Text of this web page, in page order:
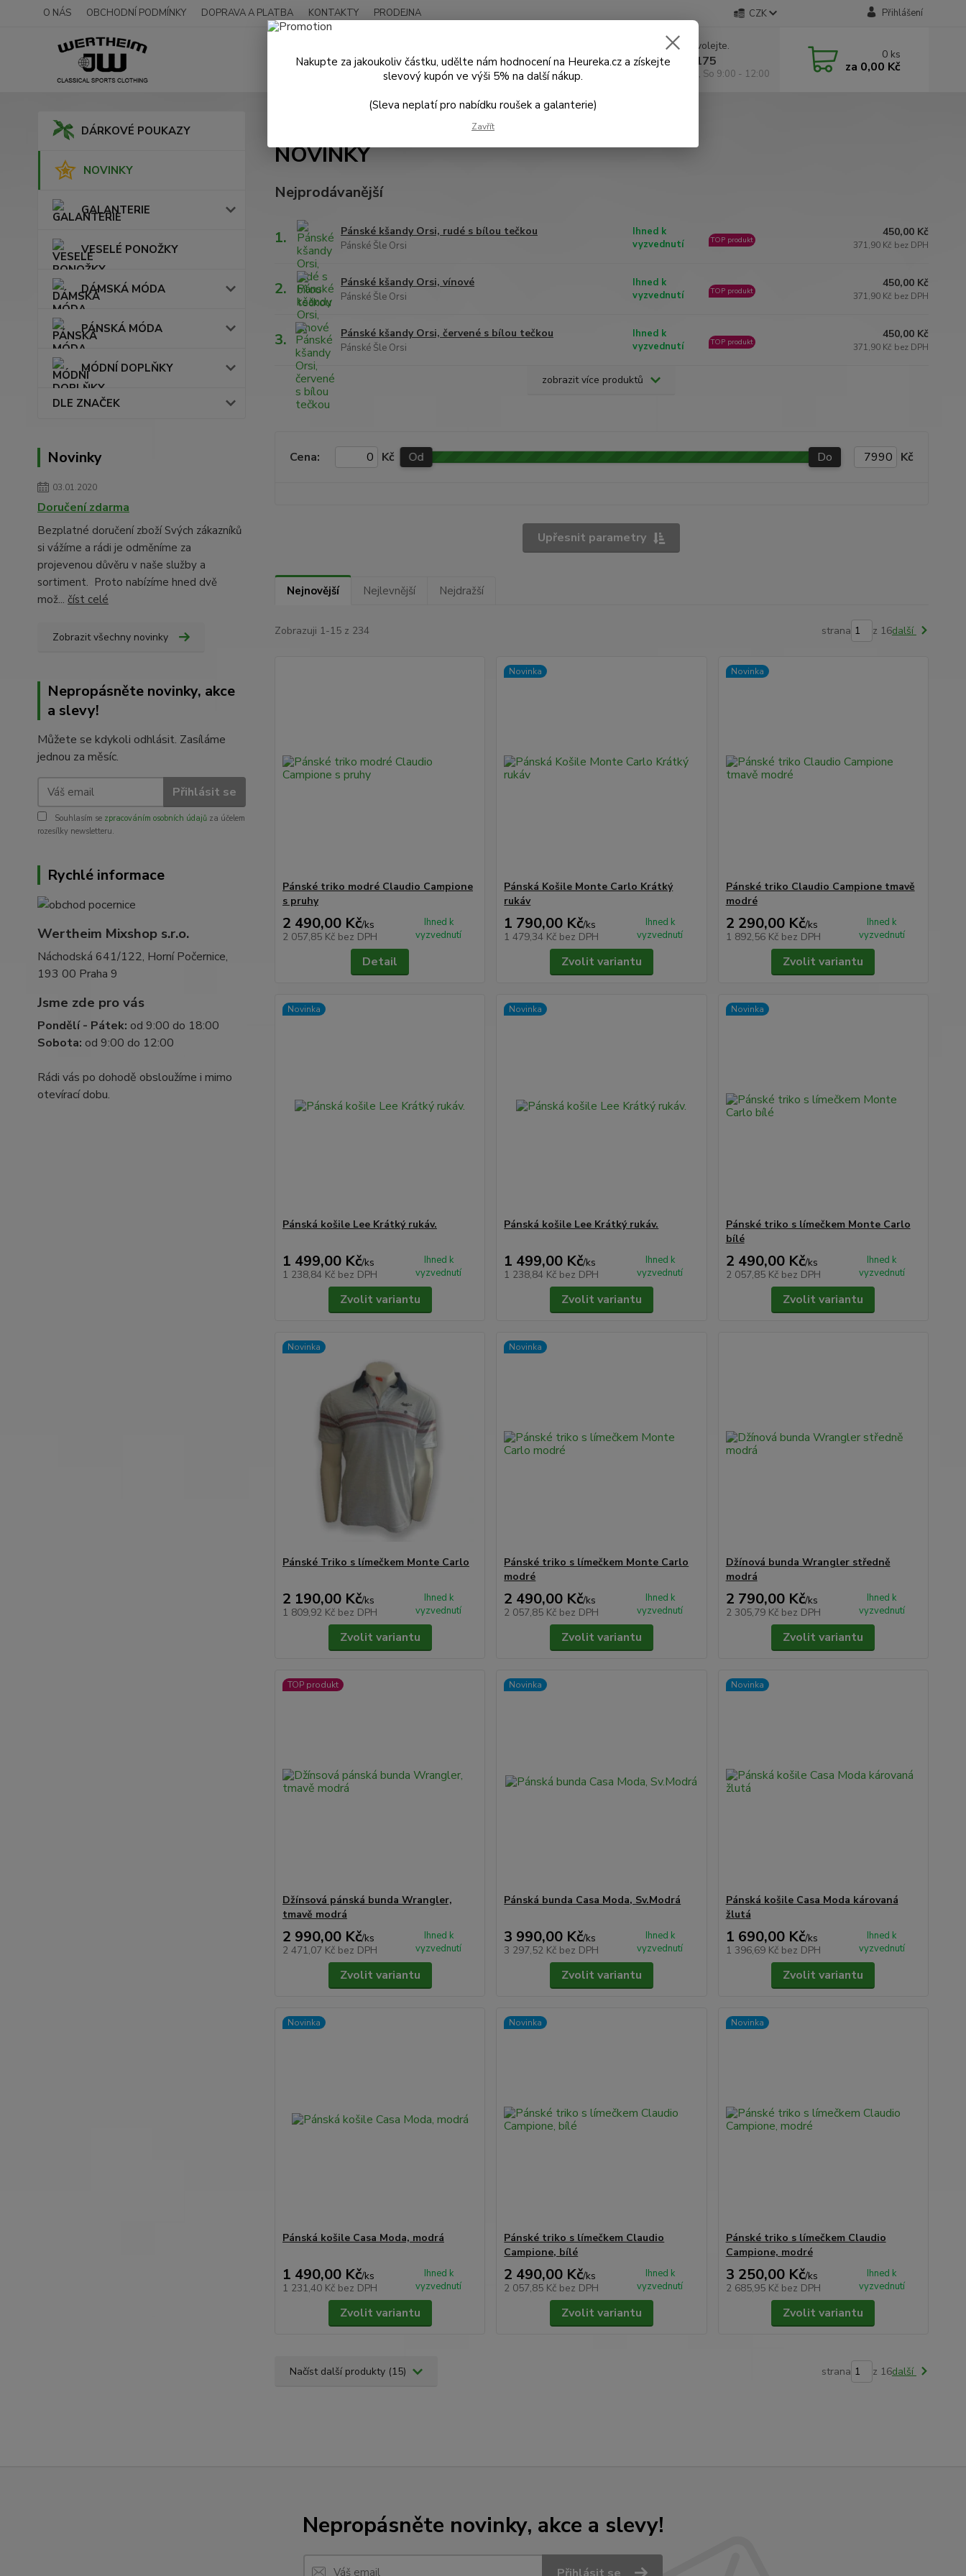
O NÁS OBCHODNÍ PODMÍNKY DOPRAVA A PLATBA KONTAKTY PRODEJNA CZK Přihlášení
Hledat
Nevíte si rady? Zavolejte.
+420 602 295 175
Po - Pá 9:00 -18:00, So 9:00 - 12:00
0 ks
za 0,00 Kč
DÁRKOVÉ POUKAZY
NOVINKY
GALANTERIE
VESELÉ PONOŽKY
DÁMSKÁ MÓDA
PÁNSKÁ MÓDA
MÓDNÍ DOPLŇKY
DLE ZNAČEK
Novinky
03.01.2020
Doručení zdarma
Bezplatné doručení zboží Svých zákazníků
si vážíme a rádi je odměníme za
projevenou důvěru v naše služby a
sortiment. Proto nabízíme hned dvě
mož... číst celé
Zobrazit všechny novinky
Nepropásněte novinky, akce
a slevy!
Můžete se kdykoli odhlásit. Zasíláme
jednou za měsíc.
Přihlásit se
Souhlasím se zpracováním osobních údajů za účelem
rozesílky newsletteru.
Rychlé informace
Wertheim Mixshop s.r.o.
Náchodská 641/122, Horní Počernice,
193 00 Praha 9
Jsme zde pro vás
Pondělí - Pátek: od 9:00 do 18:00
Sobota: od 9:00 do 12:00
Rádi vás po dohodě obsloužíme i mimo
otevírací dobu.
NOVINKY
Nejprodávanější
1. Pánské kšandy Orsi, rudé s bílou tečkou
Pánské Šle Orsi
Ihned k
vyzvednutí
TOP produkt
450,00 Kč
371,90 Kč bez DPH
2. Pánské kšandy Orsi, vínové
Pánské Šle Orsi
Ihned k
vyzvednutí
TOP produkt
450,00 Kč
371,90 Kč bez DPH
3. Pánské kšandy Orsi, červené s bílou tečkou
Pánské Šle Orsi
Ihned k
vyzvednutí
TOP produkt
450,00 Kč
371,90 Kč bez DPH
zobrazit více produktů
Upřesnit parametry
Cena: Kč Od Do Kč
Nejnovější Nejlevnější Nejdražší
Zobrazuji 1-15 z 234 strana z 16další
Pánské triko modré Claudio Campione
s pruhy
2 490,00 Kč/ks
2 057,85 Kč bez DPH
Ihned k
vyzvednutí
Detail
Novinka
Pánská Košile Monte Carlo Krátký
rukáv
1 790,00 Kč/ks
1 479,34 Kč bez DPH
Ihned k
vyzvednutí
Zvolit variantu
Novinka
Pánské triko Claudio Campione tmavě
modré
2 290,00 Kč/ks
1 892,56 Kč bez DPH
Ihned k
vyzvednutí
Zvolit variantu
Novinka
Pánská košile Lee Krátký rukáv.
1 499,00 Kč/ks
1 238,84 Kč bez DPH
Ihned k
vyzvednutí
Zvolit variantu
Novinka
Pánská košile Lee Krátký rukáv.
1 499,00 Kč/ks
1 238,84 Kč bez DPH
Ihned k
vyzvednutí
Zvolit variantu
Novinka
Pánské triko s límečkem Monte Carlo
bílé
2 490,00 Kč/ks
2 057,85 Kč bez DPH
Ihned k
vyzvednutí
Zvolit variantu
Novinka
Pánské Triko s límečkem Monte Carlo
2 190,00 Kč/ks
1 809,92 Kč bez DPH
Ihned k
vyzvednutí
Zvolit variantu
Novinka
Pánské triko s límečkem Monte Carlo
modré
2 490,00 Kč/ks
2 057,85 Kč bez DPH
Ihned k
vyzvednutí
Zvolit variantu
Džínová bunda Wrangler středně
modrá
2 790,00 Kč/ks
2 305,79 Kč bez DPH
Ihned k
vyzvednutí
Zvolit variantu
TOP produkt
Džínsová pánská bunda Wrangler,
tmavě modrá
2 990,00 Kč/ks
2 471,07 Kč bez DPH
Ihned k
vyzvednutí
Zvolit variantu
Novinka
Pánská bunda Casa Moda, Sv.Modrá
3 990,00 Kč/ks
3 297,52 Kč bez DPH
Ihned k
vyzvednutí
Zvolit variantu
Novinka
Pánská košile Casa Moda károvaná
žlutá
1 690,00 Kč/ks
1 396,69 Kč bez DPH
Ihned k
vyzvednutí
Zvolit variantu
Novinka
Pánská košile Casa Moda, modrá
1 490,00 Kč/ks
1 231,40 Kč bez DPH
Ihned k
vyzvednutí
Zvolit variantu
Novinka
Pánské triko s límečkem Claudio
Campione, bílé
2 490,00 Kč/ks
2 057,85 Kč bez DPH
Ihned k
vyzvednutí
Zvolit variantu
Novinka
Pánské triko s límečkem Claudio
Campione, modré
3 250,00 Kč/ks
2 685,95 Kč bez DPH
Ihned k
vyzvednutí
Zvolit variantu
Načíst další produkty (15) strana z 16další
Nepropásněte novinky, akce a slevy!
Nakupte za jakoukoliv částku, udělte nám hodnocení na Heureka.cz a získejte
slevový kupón ve výši 5% na další nákup.
(Sleva neplatí pro nabídku roušek a galanterie)
Zavřít